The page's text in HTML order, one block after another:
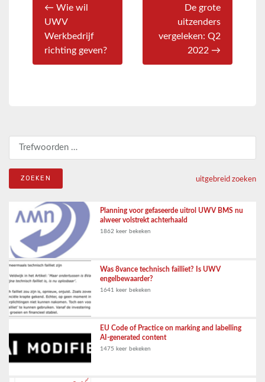
← Wie wil
UWV
Werkbedrijf
richting geven?
De grote
uitzenders
vergeleken: Q2
2022 →
uitgebreid zoeken
Planning voor gefaseerde uitrol UWV BMS nu
alweer volstrekt achterhaald
1862 keer bekeken
Was 8vance technisch failliet? Is UWV
engelbewaarder?
1641 keer bekeken
EU Code of Practice on marking and labelling
AI-generated content
1475 keer bekeken